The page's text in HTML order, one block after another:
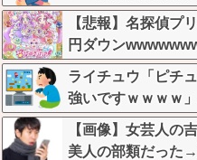
【悲報】名探偵プ
円ダウン
ライチュウ「ピチ
強いですｗｗｗｗ
【画像】女芸人の
美人の部類だった